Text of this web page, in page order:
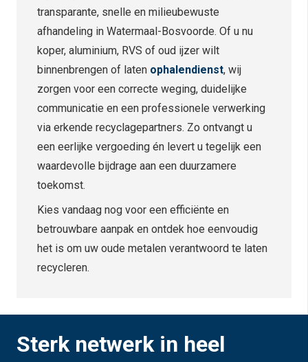
transparante, snelle en milieubewuste
afhandeling in Watermaal-Bosvoorde. Of u nu
koper, aluminium, RVS of oud ijzer wilt
binnenbrengen of laten ophalendienst, wij
zorgen voor een correcte weging, duidelijke
communicatie en een professionele verwerking
via erkende recyclagepartners. Zo ontvangt u
een eerlijke vergoeding én levert u tegelijk een
waardevolle bijdrage aan een duurzamere
toekomst.
Kies vandaag nog voor een efficiënte en
betrouwbare aanpak en ontdek hoe eenvoudig
het is om uw oude metalen verantwoord te laten
recycleren.
Sterk netwerk in heel